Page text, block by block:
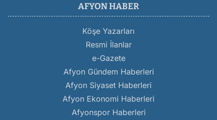
AFYON HABER
Köşe Yazarları
Resmi İlanlar
e-Gazete
Afyon Gündem Haberleri
Afyon Siyaset Haberleri
Afyon Ekonomi Haberleri
Afyonspor Haberleri